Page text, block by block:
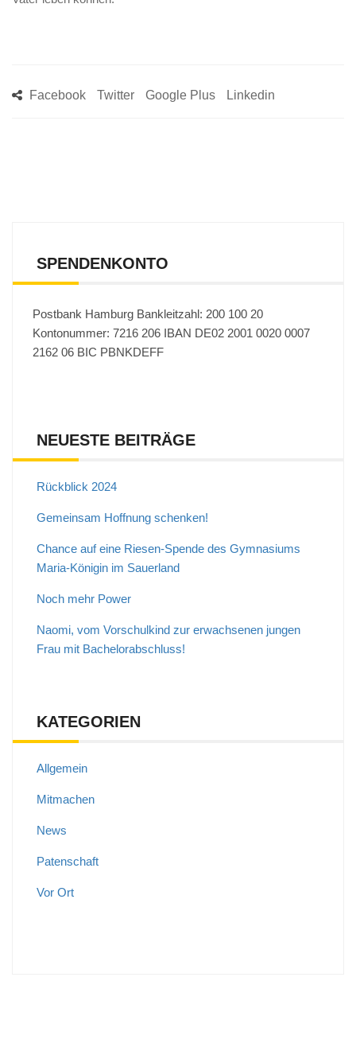
Facebook Twitter Google Plus Linkedin
SPENDENKONTO
Postbank Hamburg Bankleitzahl: 200 100 20
Kontonummer: 7216 206 IBAN DE02 2001 0020 0007
2162 06 BIC PBNKDEFF
NEUESTE BEITRÄGE
Rückblick 2024
Gemeinsam Hoffnung schenken!
Chance auf eine Riesen-Spende des Gymnasiums
Maria-Königin im Sauerland
Noch mehr Power
Naomi, vom Vorschulkind zur erwachsenen jungen
Frau mit Bachelorabschluss!
KATEGORIEN
Allgemein
Mitmachen
News
Patenschaft
Vor Ort